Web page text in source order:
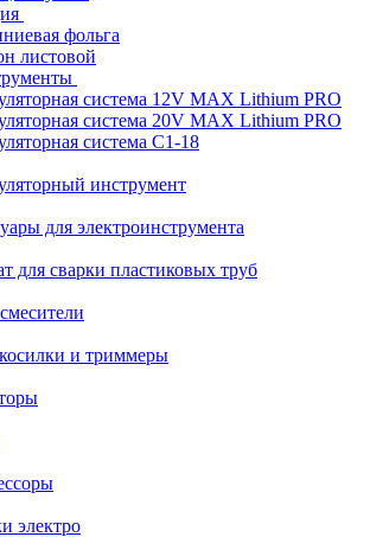
фольга
листовой
система 12V MAX Lithium PRO
система 20V MAX Lithium PRO
система С1-18
инструмент
для электроинструмента
для сварки пластиковых труб
и триммеры
электро